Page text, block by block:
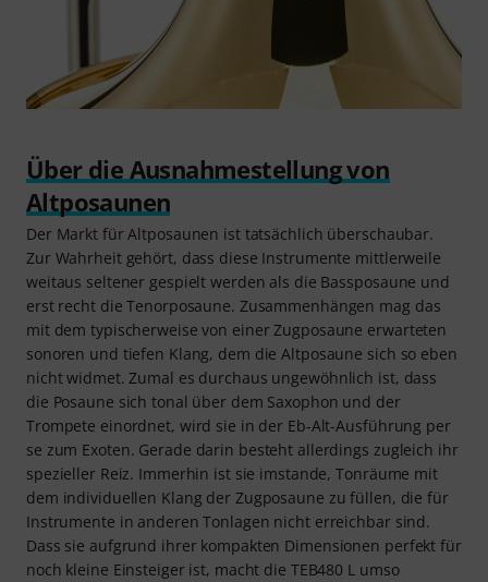
Über die Ausnahmestellung von
Altposaunen
Der Markt für Altposaunen ist tatsächlich überschaubar.
Zur Wahrheit gehört, dass diese Instrumente mittlerweile
weitaus seltener gespielt werden als die Bassposaune und
erst recht die Tenorposaune. Zusammenhängen mag das
mit dem typischerweise von einer Zugposaune erwarteten
sonoren und tiefen Klang, dem die Altposaune sich so eben
nicht widmet. Zumal es durchaus ungewöhnlich ist, dass
die Posaune sich tonal über dem Saxophon und der
Trompete einordnet, wird sie in der Eb-Alt-Ausführung per
se zum Exoten. Gerade darin besteht allerdings zugleich ihr
spezieller Reiz. Immerhin ist sie imstande, Tonräume mit
dem individuellen Klang der Zugposaune zu füllen, die für
Instrumente in anderen Tonlagen nicht erreichbar sind.
Dass sie aufgrund ihrer kompakten Dimensionen perfekt für
noch kleine Einsteiger ist, macht die TEB480 L umso